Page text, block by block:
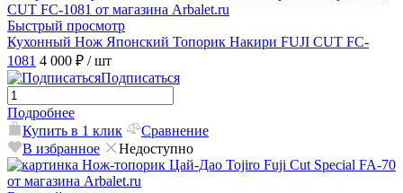
Быстрый просмотр
Кухонный Нож Японский Топорик Накири FUJI CUT FC-
1081 4 000 ₽ / шт
Подписаться
Подробнее
Купить в 1 клик
Сравнение
В избранное
Недоступно